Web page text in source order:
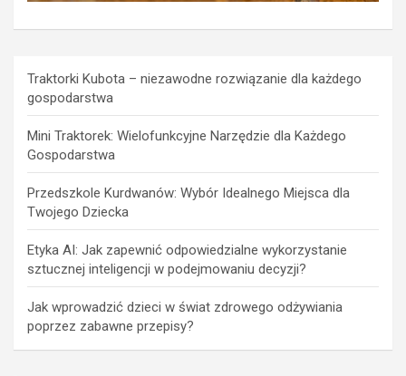
Traktorki Kubota – niezawodne rozwiązanie dla każdego
gospodarstwa
Mini Traktorek: Wielofunkcyjne Narzędzie dla Każdego
Gospodarstwa
Przedszkole Kurdwanów: Wybór Idealnego Miejsca dla
Twojego Dziecka
Etyka AI: Jak zapewnić odpowiedzialne wykorzystanie
sztucznej inteligencji w podejmowaniu decyzji?
Jak wprowadzić dzieci w świat zdrowego odżywiania
poprzez zabawne przepisy?